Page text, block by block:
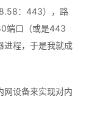
：443），路
端口（或是443
进程，于是我就成
网设备来实现对内